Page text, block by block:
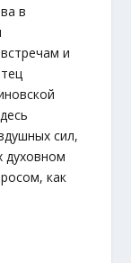
в
и
сил,
духовном
как